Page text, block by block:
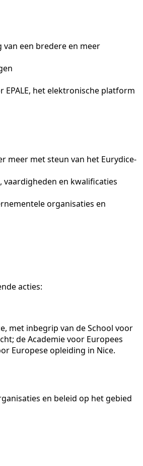
een bredere en meer
het elektronische platform
meer met steun van het Eurydice-
en kwalificaties
organisaties en
acties:
met inbegrip van de School voor
de Academie voor Europees
Europese opleiding in Nice.
en beleid op het gebied